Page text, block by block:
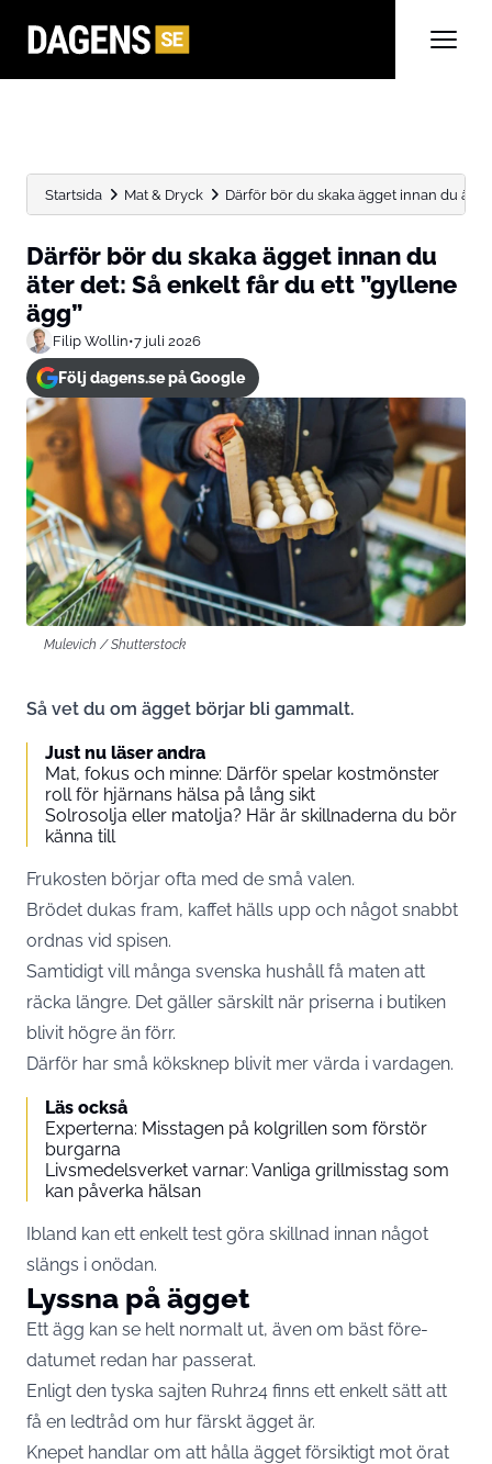
Startsida Mat & Dryck Därför bör du skaka ägget innan du äter
Därför bör du skaka ägget innan du
äter det: Så enkelt får du ett ”gyllene
ägg”
Filip Wollin•7 juli 2026
Följ dagens.se på Google
Mulevich / Shutterstock
Så vet du om ägget börjar bli gammalt.
Just nu läser andra
Mat, fokus och minne: Därför spelar kostmönster
roll för hjärnans hälsa på lång sikt
Solrosolja eller matolja? Här är skillnaderna du bör
känna till
Frukosten börjar ofta med de små valen.
Brödet dukas fram, kaffet hälls upp och något snabbt
ordnas vid spisen.
Samtidigt vill många svenska hushåll få maten att
räcka längre. Det gäller särskilt när priserna i butiken
blivit högre än förr.
Därför har små köksknep blivit mer värda i vardagen.
Läs också
Experterna: Misstagen på kolgrillen som förstör
burgarna
Livsmedelsverket varnar: Vanliga grillmisstag som
kan påverka hälsan
Ibland kan ett enkelt test göra skillnad innan något
slängs i onödan.
Lyssna på ägget
Ett ägg kan se helt normalt ut, även om bäst före-
datumet redan har passerat.
Enligt den tyska sajten Ruhr24 finns ett enkelt sätt att
få en ledtråd om hur färskt ägget är.
Knepet handlar om att hålla ägget försiktigt mot örat